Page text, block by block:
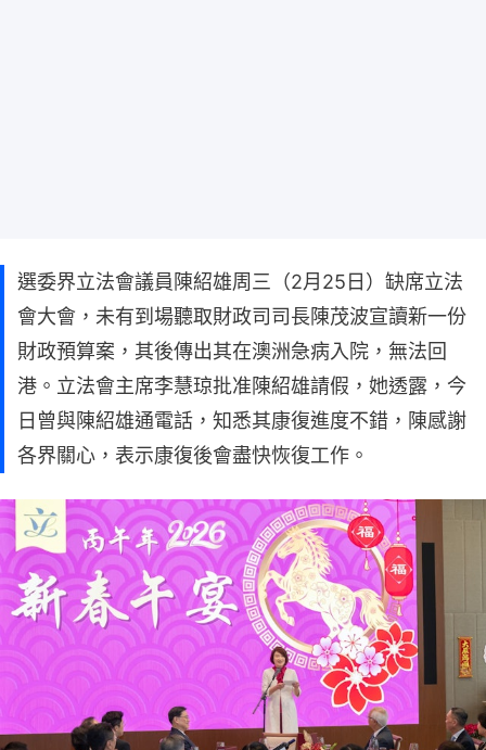
選委界立法會議員陳紹雄周三（2月25日）缺席立法
會大會，未有到場聽取財政司司長陳茂波宣讀新一份
財政預算案，其後傳出其在澳洲急病入院，無法回
港。立法會主席李慧琼批准陳紹雄請假，她透露，今
日曾與陳紹雄通電話，知悉其康復進度不錯，陳感謝
各界關心，表示康復後會盡快恢復工作。